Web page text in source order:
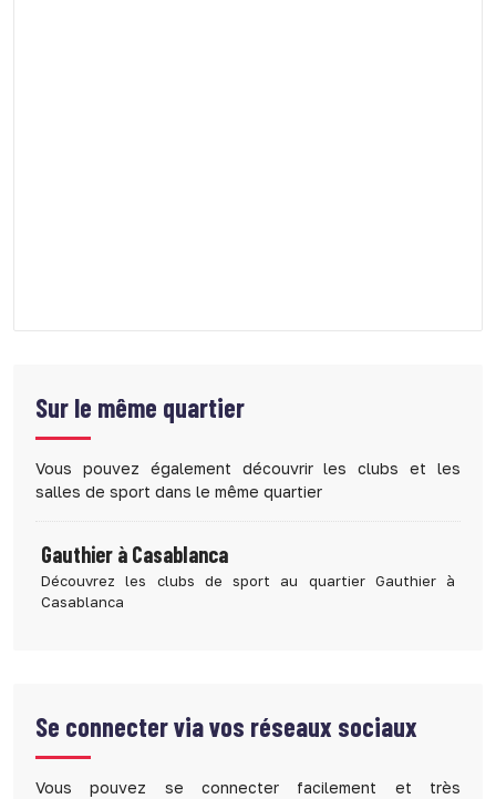
Sur le même quartier
Vous pouvez également découvrir les clubs et les
salles de sport dans le même quartier
Gauthier à Casablanca
Découvrez les clubs de sport au quartier Gauthier à
Casablanca
Se connecter via vos réseaux sociaux
Vous pouvez se connecter facilement et très